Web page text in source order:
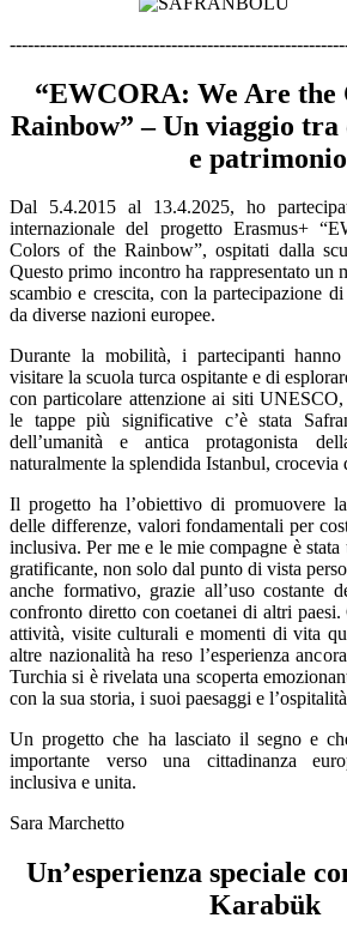
“EWCORA: We Are the
Rainbow” – Un viaggio
e patrimonio
Dal 5.4.2015 al 13.4.2025, ho
internazionale del progetto Erasmus+
Colors of the Rainbow”, ospitati dalla
Questo primo incontro ha rappresentato un
scambio e crescita, con la partecipazione
da diverse nazioni europee.
Durante la mobilità, i partecipanti
visitare la scuola turca ospitante e di
con particolare attenzione ai siti
le tappe più significative c’è stata
dell’umanità e antica protagonista
naturalmente la splendida Istanbul, crocevia
Il progetto ha l’obiettivo di promuovere
delle differenze, valori fondamentali per
inclusiva. Per me e le mie compagne è stata
gratificante, non solo dal punto di vista
anche formativo, grazie all’uso costante
confronto diretto con coetanei di altri
attività, visite culturali e momenti di vita
altre nazionalità ha reso l’esperienza
Turchia si è rivelata una scoperta
con la sua storia, i suoi paesaggi e
Un progetto che ha lasciato il segno e
importante verso una cittadinanza
inclusiva e unita.
Sara Marchetto
Un’esperienza speciale
Karabük